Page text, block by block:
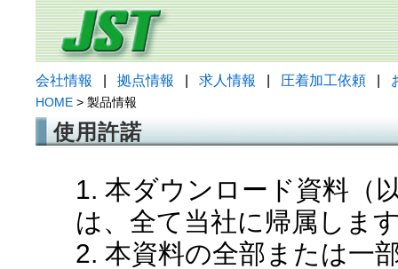
会社情報 拠点情報 求人情報 圧着加工依頼
HOME > 製品情報
使用許諾
1. 本ダウンロード資料（
は、全て当社に帰属しま
2. 本資料の全部または一